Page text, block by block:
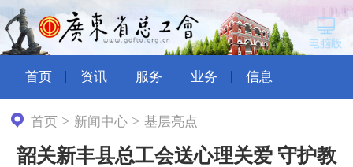
首页 资讯 服务 业务 信息
首页 > 新闻中心 >基层亮点
韶关新丰县总工会送心理关爱 守护教